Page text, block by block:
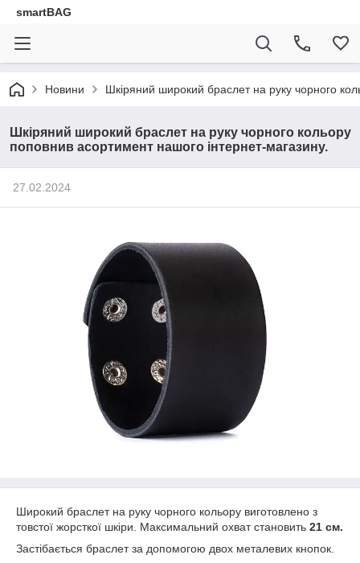
smartBAG
Новини Шкіряний широкий браслет на руку чорного
Шкіряний широкий браслет на руку чорного кольору
поповнив асортимент нашого інтернет-магазину.
27.02.2024
Широкий браслет на руку чорного кольору виготовлено з
товстої жорсткої шкіри. Максимальний охват становить 21 см.
Застібається браслет за допомогою двох металевих кнопок.